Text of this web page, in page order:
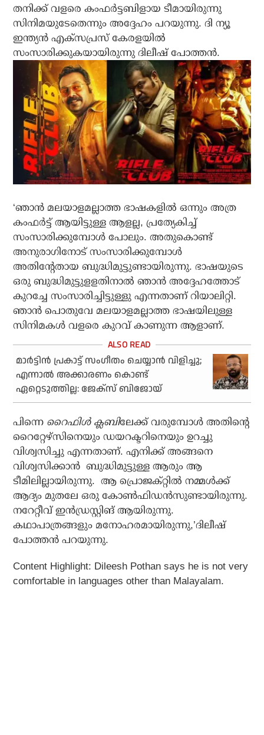
തനിക്ക് വളരെ കംഫര്‍ട്ടബിളായ ടീമായിരുന്നു
സിനിമയുടേതെന്നും അദ്ദേഹം പറയുന്നു. ദി ന്യൂ
ഇന്ത്യന്‍ എക്‌സപ്രസ് കേരളയില്‍
സംസാരിക്കുകയായിരുന്നു ദിലീഷ് പോത്തന്‍.
‘ഞാന്‍ മലയാളമല്ലാത്ത ഭാഷകളില്‍ ഒന്നും അത്ര
കംഫര്‍ട്ട് ആയിട്ടുള്ള ആളല്ല, പ്രത്യേകിച്ച്
സംസാരിക്കുമ്പോള്‍ പോലും. അതുകൊണ്ട്
അനുരാഗിനോട് സംസാരിക്കുമ്പോള്‍
അതിന്റേതായ ബുദ്ധിമുട്ടുണ്ടായിരുന്നു. ഭാഷയുടെ
ഒരു ബുദ്ധിമുട്ടുളളതിനാല്‍ ഞാന്‍ അദ്ദേഹത്തോട്
കുറച്ചേ സംസാരിച്ചിട്ടുള്ളു എന്നതാണ് റിയാലിറ്റി.
ഞാന്‍ പൊതുവേ മലയാളമല്ലാത്ത ഭാഷയിലുള്ള
സിനിമകള്‍ വളരെ കുറവ് കാണുന്ന ആളാണ്.
മാര്‍ട്ടിന്‍ പ്രകാട്ട് സംഗീതം ചെയ്യാന്‍ വിളിച്ചു;
എന്നാല്‍ അക്കാരണം കൊണ്ട്
ഏറ്റെടുത്തില്ല: ജേക്‌സ് ബിജോയ്
പിന്നെ റൈഫിള്‍ ക്ലബിലേക്ക് വരുമ്പോള്‍ അതിന്റെ
റൈറ്റേഴ്‌സിനെയും ഡയറക്ടറിനെയും ഉറച്ചു
വിശ്വസിച്ചു എന്നതാണ്. എനിക്ക് അങ്ങനെ
വിശ്വസിക്കാന്‍ ബുദ്ധിമുട്ടുള്ള ആരും ആ
ടീമിലില്ലായിരുന്നു. ആ പ്രൊജക്റ്റില്‍ നമ്മള്‍ക്ക്
ആദ്യം മുതലേ ഒരു കോണ്‍ഫിഡന്‍സുണ്ടായിരുന്നു.
നറേറ്റീവ് ഇന്‍ഡ്രസ്റ്റിങ് ആയിരുന്നു.
കഥാപാത്രങ്ങളും മനോഹരമായിരുന്നു,’ദിലീഷ്
പോത്തന്‍ പറയുന്നു.
Content Highlight: Dileesh Pothan says he is not very
comfortable in languages other than Malayalam.